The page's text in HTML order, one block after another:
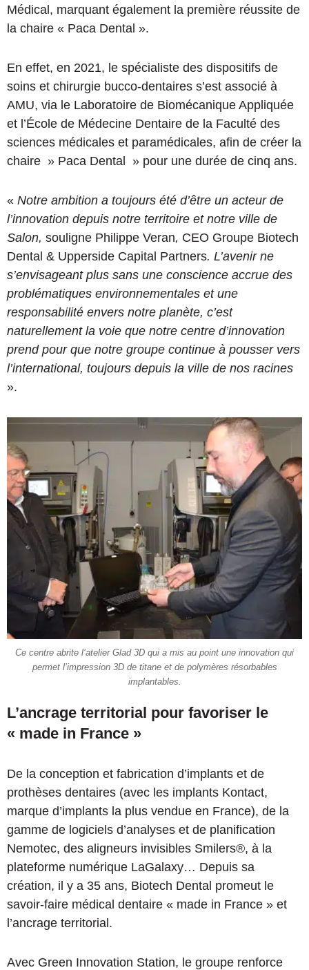
Médical, marquant également la première réussite de
la chaire « Paca Dental ».
En effet, en 2021, le spécialiste des dispositifs de
soins et chirurgie bucco-dentaires s’est associé à
AMU, via le Laboratoire de Biomécanique Appliquée
et l’École de Médecine Dentaire de la Faculté des
sciences médicales et paramédicales, afin de créer la
chaire » Paca Dental » pour une durée de cinq ans.
« Notre ambition a toujours été d’être un acteur de
l’innovation depuis notre territoire et notre ville de
Salon, souligne Philippe Veran, CEO Groupe Biotech
Dental & Upperside Capital Partners. L’avenir ne
s’envisageant plus sans une conscience accrue des
problématiques environnementales et une
responsabilité envers notre planète, c’est
naturellement la voie que notre centre d’innovation
prend pour que notre groupe continue à pousser vers
l’international, toujours depuis la ville de nos racines
».
Ce centre abrite l’atelier Glad 3D qui a mis au point une innovation qui
permet l’impression 3D de titane et de polymères résorbables
implantables.
L’ancrage territorial pour favoriser le
« made in France »
De la conception et fabrication d’implants et de
prothèses dentaires (avec les implants Kontact,
marque d’implants la plus vendue en France), de la
gamme de logiciels d’analyses et de planification
Nemotec, des aligneurs invisibles Smilers®, à la
plateforme numérique LaGalaxy… Depuis sa
création, il y a 35 ans, Biotech Dental promeut le
savoir-faire médical dentaire « made in France » et
l’ancrage territorial.
Avec Green Innovation Station, le groupe renforce